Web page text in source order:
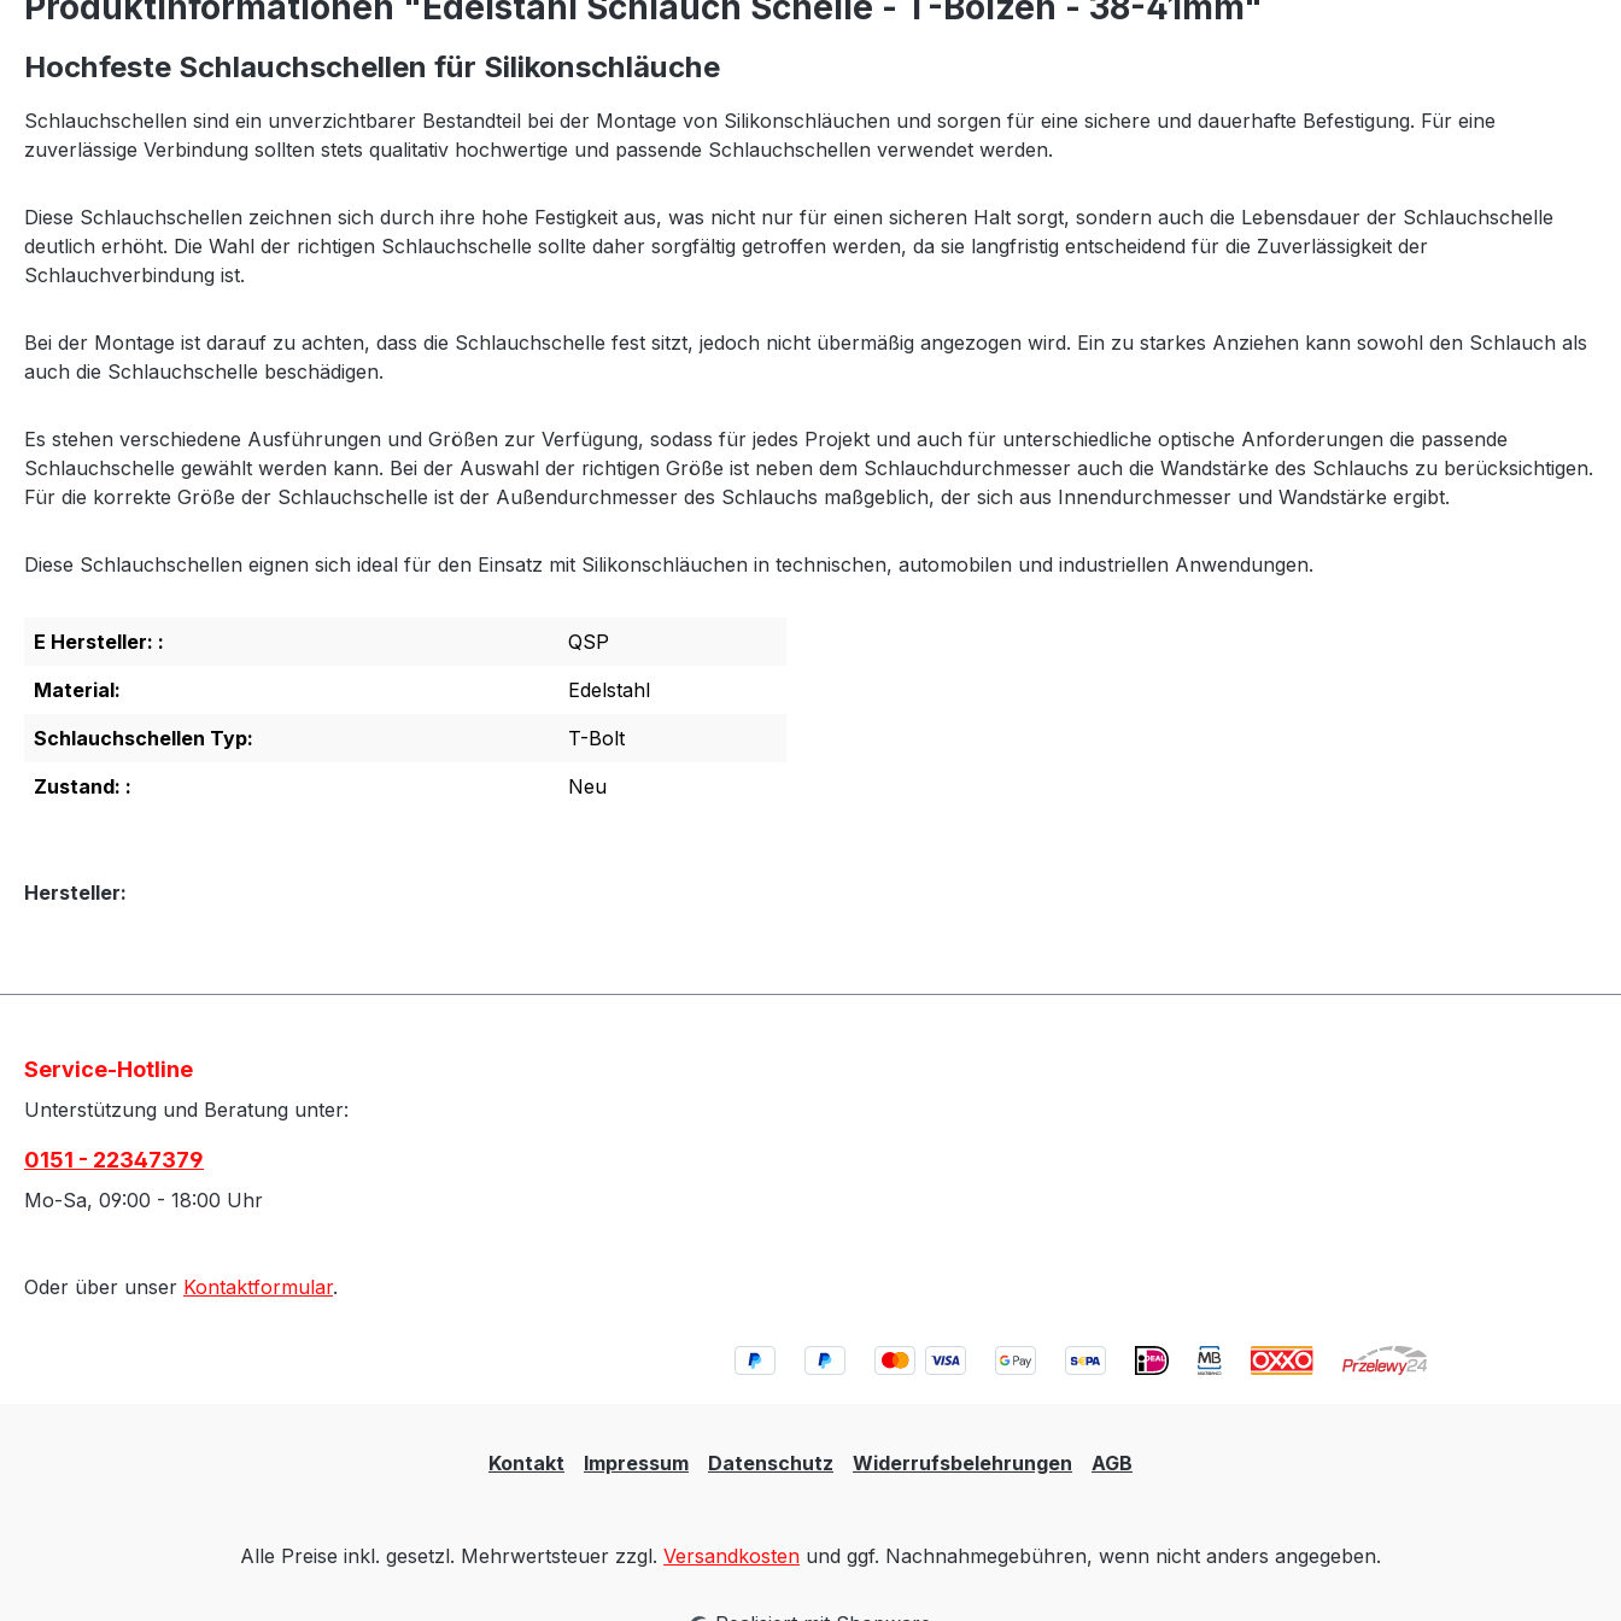
Hochfeste Schlauchschellen für Silikonschläuche
Schlauchschellen sind ein unverzichtbarer Bestandteil bei der Montage von Silikonschläuchen und sorgen für eine sichere und dauerhafte Befestigung. Für eine
zuverlässige Verbindung sollten stets qualitativ hochwertige und passende Schlauchschellen verwendet werden.
Diese Schlauchschellen zeichnen sich durch ihre hohe Festigkeit aus, was nicht nur für einen sicheren Halt sorgt, sondern auch die Lebensdauer der Schlauchschelle
deutlich erhöht. Die Wahl der richtigen Schlauchschelle sollte daher sorgfältig getroffen werden, da sie langfristig entscheidend für die Zuverlässigkeit der
Schlauchverbindung ist.
Bei der Montage ist darauf zu achten, dass die Schlauchschelle fest sitzt, jedoch nicht übermäßig angezogen wird. Ein zu starkes Anziehen kann sowohl den Schlauch als
auch die Schlauchschelle beschädigen.
Es stehen verschiedene Ausführungen und Größen zur Verfügung, sodass für jedes Projekt und auch für unterschiedliche optische Anforderungen die passende
Schlauchschelle gewählt werden kann. Bei der Auswahl der richtigen Größe ist neben dem Schlauchdurchmesser auch die Wandstärke des Schlauchs zu berücksichtigen.
Für die korrekte Größe der Schlauchschelle ist der Außendurchmesser des Schlauchs maßgeblich, der sich aus Innendurchmesser und Wandstärke ergibt.
Diese Schlauchschellen eignen sich ideal für den Einsatz mit Silikonschläuchen in technischen, automobilen und industriellen Anwendungen.
E Hersteller: :
QSP
Material:
Edelstahl
Schlauchschellen Typ:
T-Bolt
Zustand: :
Neu
Hersteller:
Service-Hotline
Unterstützung und Beratung unter:
0151 - 22347379
Mo-Sa, 09:00 - 18:00 Uhr
Oder über unser Kontaktformular.
Kontakt Impressum Datenschutz Widerrufsbelehrungen AGB
Alle Preise inkl. gesetzl. Mehrwertsteuer zzgl. Versandkosten und ggf. Nachnahmegebühren, wenn nicht anders angegeben.